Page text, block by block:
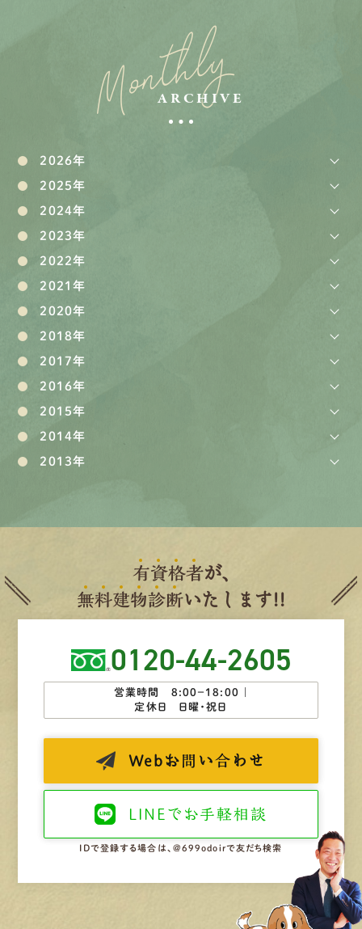
Monthly
ARCHIVE
2026年
2025年
2024年
2023年
2022年
2021年
2020年
2018年
2017年
2016年
2015年
2014年
2013年
有資格者が、
無料建物診断いたします!!
0120-44-2605
営業時間 8:00−18:00 ｜
定休日 日曜・祝日
Web お問い合わせ
LINEで お手軽相談
IDで登録する場合は、@699odoirで友だち検索